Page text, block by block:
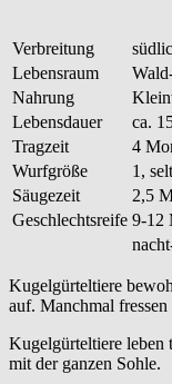
Verbreitung
Lebensraum
Nahrung
Lebensdauer
ca.
Tragzeit
4
Wurfgröße
1,
Säugezeit
2,5
Geschlechtsreife 9-12
Kugelgürteltiere
auf. Manchmal
Kugelgürteltiere leben
mit der ganzen Sohle.